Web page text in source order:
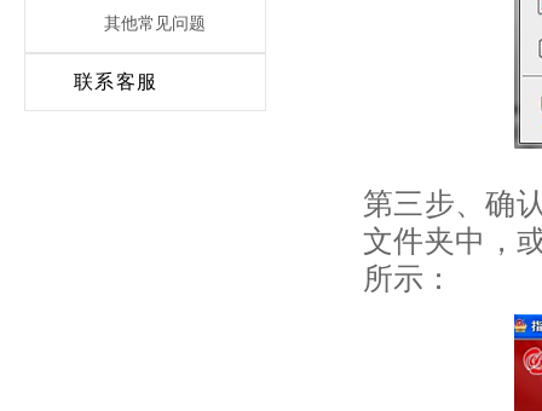
其他常见问题
联系客服
第三步、确
文件夹中，
所示：